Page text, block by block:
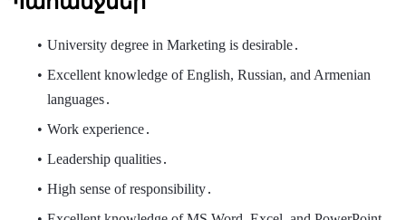
University degree in Marketing is desirable․
Excellent knowledge of English, Russian, and Armenian
languages․
Work experience․
Leadership qualities․
High sense of responsibility․